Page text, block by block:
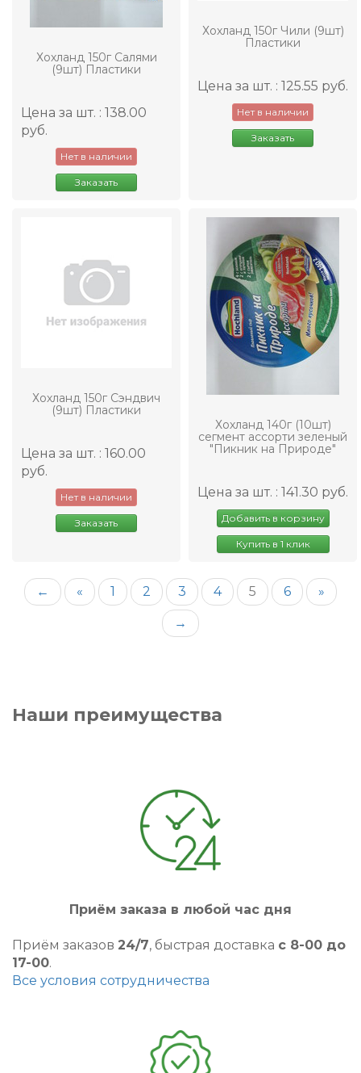
Хохланд 150г Салями
(9шт) Пластики
Цена за шт. : 138.00
руб.
Нет в наличии
Заказать
Хохланд 150г Чили (9шт)
Пластики
Цена за шт. : 125.55 руб.
Нет в наличии
Заказать
Хохланд 150г Сэндвич
(9шт) Пластики
Цена за шт. : 160.00
руб.
Нет в наличии
Заказать
Хохланд 140г (10шт)
сегмент ассорти зеленый
"Пикник на Природе"
Цена за шт. : 141.30 руб.
Добавить в корзину
Купить в 1 клик
← « 1 2 3 4 5 6 »
→
Наши преимущества
Приём заказа в любой час дня
Приём заказов 24/7, быстрая доставка с 8-00 до
17-00.
Все условия сотрудничества